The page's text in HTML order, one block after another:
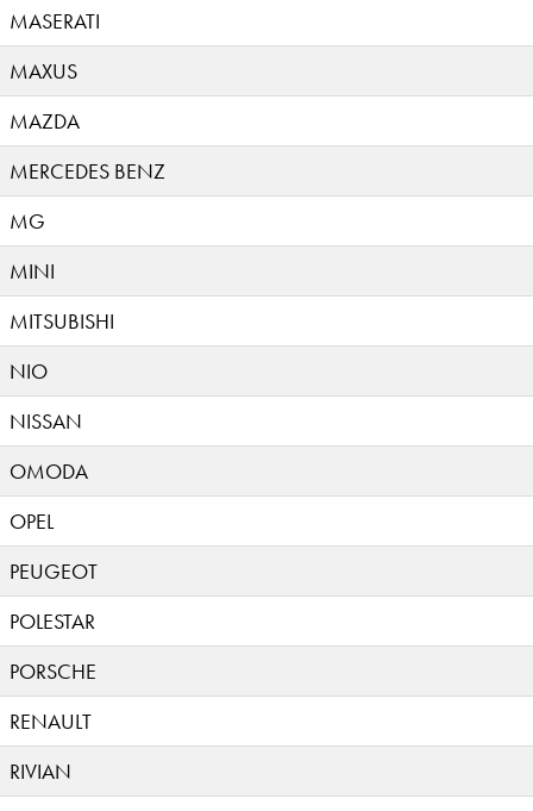
MASERATI
MAXUS
MAZDA
MERCEDES BENZ
MG
MINI
MITSUBISHI
NIO
NISSAN
OMODA
OPEL
PEUGEOT
POLESTAR
PORSCHE
RENAULT
RIVIAN